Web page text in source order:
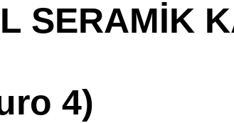
SERAMİK
4)